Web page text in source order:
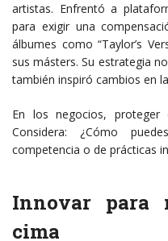
artistas. Enfrentó a
para exigir una
álbumes como “Taylor’s
sus másters. Su estrategia
también inspiró cambios en
En los negocios, proteger
Considera: ¿Cómo
competencia o de prácticas
Innovar para
cima